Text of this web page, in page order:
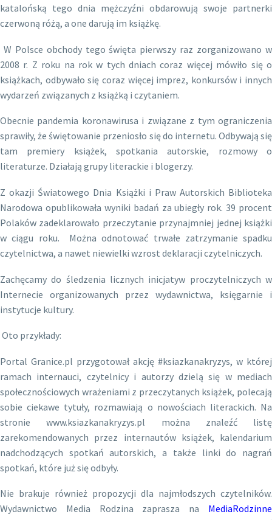
katalońską tego dnia mężczyźni obdarowują swoje partnerki
czerwoną różą, a one darują im książkę.
W Polsce obchody tego święta pierwszy raz zorganizowano w
2008 r. Z roku na rok w tych dniach coraz więcej mówiło się o
książkach, odbywało się coraz więcej imprez, konkursów i innych
wydarzeń związanych z książką i czytaniem.
Obecnie pandemia koronawirusa i związane z tym ograniczenia
sprawiły, że świętowanie przeniosło się do internetu. Odbywają się
tam premiery książek, spotkania autorskie, rozmowy o
literaturze. Działają grupy literackie i blogerzy.
Z okazji Światowego Dnia Książki i Praw Autorskich Biblioteka
Narodowa opublikowała wyniki badań za ubiegły rok. 39 procent
Polaków zadeklarowało przeczytanie przynajmniej jednej książki
w ciągu roku. Można odnotować trwałe zatrzymanie spadku
czytelnictwa, a nawet niewielki wzrost deklaracji czytelniczych.
Zachęcamy do śledzenia licznych inicjatyw proczytelniczych w
Internecie organizowanych przez wydawnictwa, księgarnie i
instytucje kultury.
Oto przykłady:
Portal Granice.pl przygotował akcję #ksiazkanakryzys, w której
ramach internauci, czytelnicy i autorzy dzielą się w mediach
społecznościowych wrażeniami z przeczytanych książek, polecają
sobie ciekawe tytuły, rozmawiają o nowościach literackich. Na
stronie www.ksiazkanakryzys.pl można znaleźć listę
zarekomendowanych przez internautów książek, kalendarium
nadchodzących spotkań autorskich, a także linki do nagrań
spotkań, które już się odbyły.
Nie brakuje również propozycji dla najmłodszych czytelników.
Wydawnictwo Media Rodzina zaprasza na MediaRodzinne